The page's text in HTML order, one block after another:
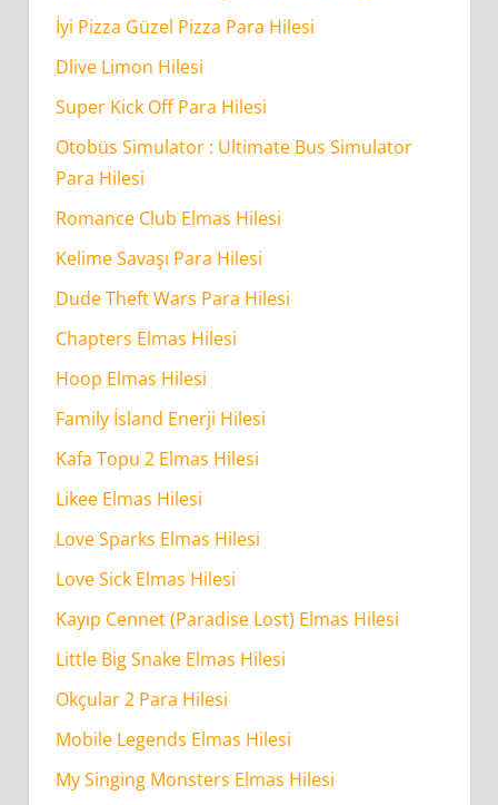
İyi Pizza Güzel Pizza Para Hilesi
Dlive Limon Hilesi
Super Kick Off Para Hilesi
Otobüs Simulator : Ultimate Bus Simulator
Para Hilesi
Romance Club Elmas Hilesi
Kelime Savaşı Para Hilesi
Dude Theft Wars Para Hilesi
Chapters Elmas Hilesi
Hoop Elmas Hilesi
Family İsland Enerji Hilesi
Kafa Topu 2 Elmas Hilesi
Likee Elmas Hilesi
Love Sparks Elmas Hilesi
Love Sick Elmas Hilesi
Kayıp Cennet (Paradise Lost) Elmas Hilesi
Little Big Snake Elmas Hilesi
Okçular 2 Para Hilesi
Mobile Legends Elmas Hilesi
My Singing Monsters Elmas Hilesi